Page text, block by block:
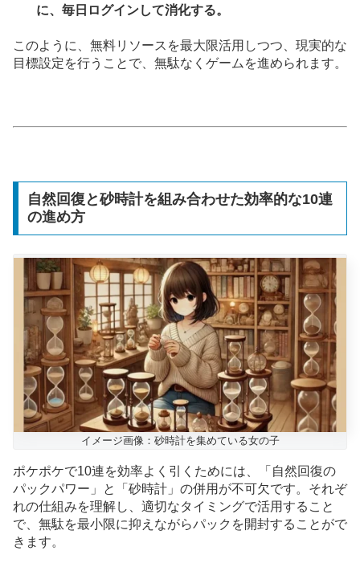
に、毎日ログインして消化する。
このように、無料リソースを最大限活用しつつ、現実的な
目標設定を行うことで、無駄なくゲームを進められます。
自然回復と砂時計を組み合わせた効率的な10連
の進め方
イメージ画像：砂時計を集めている女の子
ポケポケで10連を効率よく引くためには、「自然回復の
パックパワー」と「砂時計」の併用が不可欠です。それぞ
れの仕組みを理解し、適切なタイミングで活用すること
で、無駄を最小限に抑えながらパックを開封することがで
きます。